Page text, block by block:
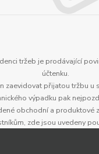
tržeb je prodávající
účtenku.
zaevidovat přijatou tržbu u
výpadku pak
obchodní a produktové
zde jsou uvedeny